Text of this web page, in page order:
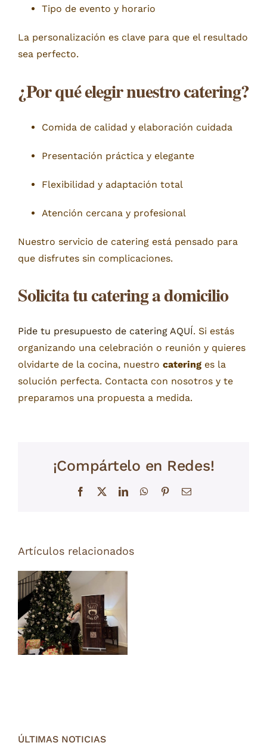
Tipo de evento y horario
La personalización es clave para que el resultado
sea perfecto.
¿Por qué elegir nuestro catering?
Comida de calidad y elaboración cuidada
Presentación práctica y elegante
Flexibilidad y adaptación total
Atención cercana y profesional
Nuestro servicio de catering está pensado para
que disfrutes sin complicaciones.
Solicita tu catering a domicilio
Pide tu presupuesto de catering AQUÍ. Si estás
organizando una celebración o reunión y quieres
olvidarte de la cocina, nuestro catering es la
solución perfecta. Contacta con nosotros y te
preparamos una propuesta a medida.
¡Compártelo en Redes!
Facebook LinkedInWhatsApp
PinterestCorreo
Artículos relacionados
Nochevieja
a domicilio
en Madrid:
celebra sin
cocinar y
ÚLTIMAS NOTICIAS